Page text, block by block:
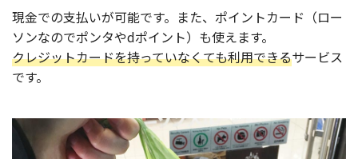
現金での支払いが可能です。また、ポイントカード（ロー
ソンなのでポンタやdポイント）も使えます。
クレジットカードを持っていなくても利用できるサービス
です。